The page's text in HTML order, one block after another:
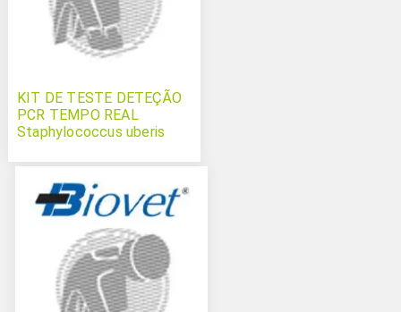
KIT DE TESTE DETEÇÃO
PCR TEMPO REAL
Staphylococcus uberis